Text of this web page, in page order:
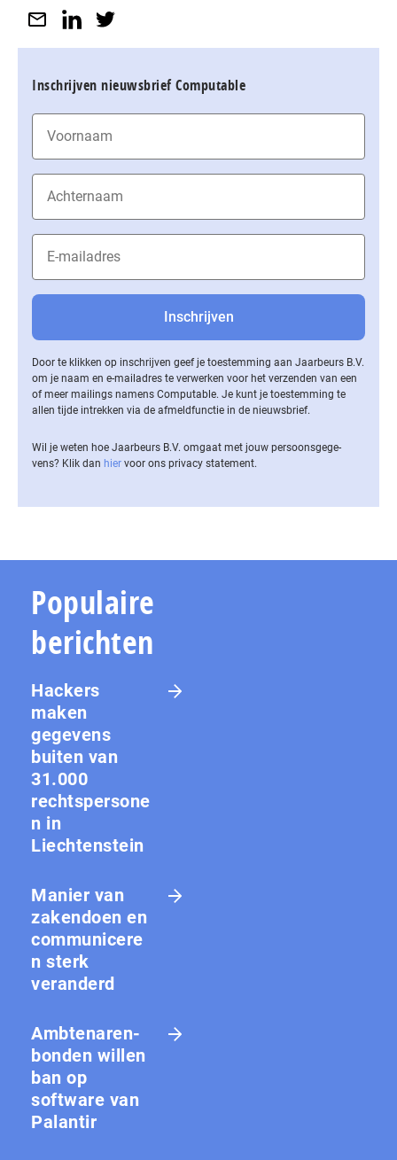
Inschrijven nieuwsbrief Computable
Door te klikken op inschrijven geef je toestemming aan Jaarbeurs B.V.
om je naam en e-mailadres te verwerken voor het verzenden van een
of meer mailings namens Computable. Je kunt je toestemming te
allen tijde intrekken via de af­meld­func­tie in de nieuwsbrief.
Wil je weten hoe Jaarbeurs B.V. omgaat met jouw per­soons­ge­ge­
vens? Klik dan hier voor ons privacy statement.
Populaire
berichten
Hackers
maken
gegevens
buiten van
31.000
rechtspersone
n in
Liechtenstein
Manier van
zakendoen en
communicere
n sterk
veranderd
Amb­te­na­ren­
bon­den willen
ban op
software van
Palantir